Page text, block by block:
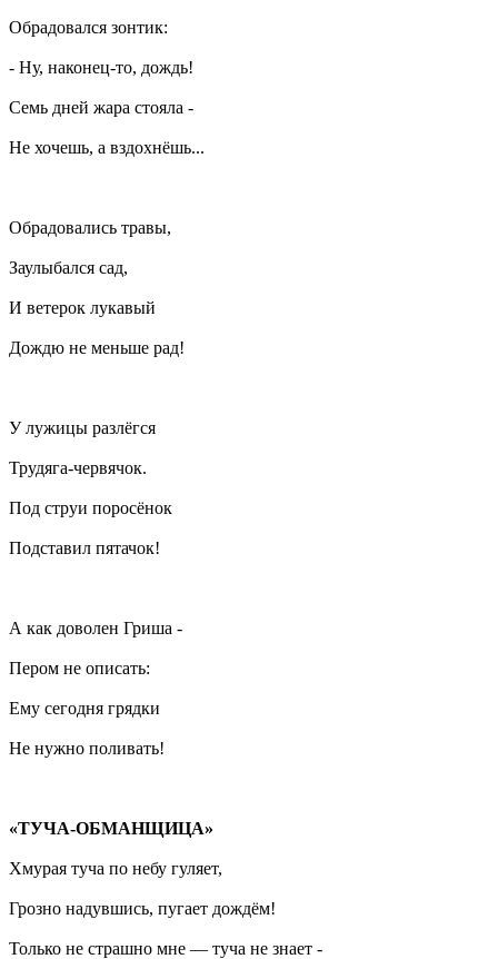
Обрадовался зонтик:
- Ну, наконец-то, дождь!
Семь дней жара стояла -
Не хочешь, а вздохнёшь...
Обрадовались травы,
Заулыбался сад,
И ветерок лукавый
Дождю не меньше рад!
У лужицы разлёгся
Трудяга-червячок.
Под струи поросёнок
Подставил пятачок!
А как доволен Гриша -
Пером не описать:
Ему сегодня грядки
Не нужно поливать!
«ТУЧА-ОБМАНЩИЦА»
Хмурая туча по небу гуляет,
Грозно надувшись, пугает дождём!
Только не страшно мне — туча не знает -